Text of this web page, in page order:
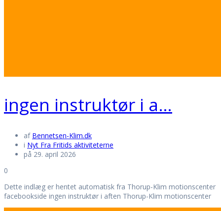
ingen instruktør i a…
af Bennetsen-Klim.dk
i Nyt Fra Fritids aktiviteterne
på 29. april 2026
0
Dette indlæg er hentet automatisk fra Thorup-Klim motionscenter
facebookside ingen instruktør i aften Thorup-Klim motionscenter